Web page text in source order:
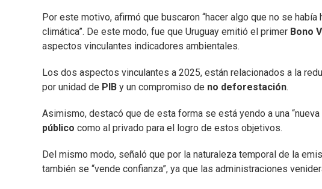
Por este motivo, afirmó que buscaron “hacer algo que no se había
climática”. De este modo, fue que Uruguay emitió el primer Bono
aspectos vinculantes indicadores ambientales.
Los dos aspectos vinculantes a 2025, están relacionados a la
por unidad de PIB y un compromiso de no deforestación.
Asimismo, destacó que de esta forma se está yendo a una
público como al privado para el logro de estos objetivos.
Del mismo modo, señaló que por la naturaleza temporal de la
también se “vende confianza”, ya que las administraciones